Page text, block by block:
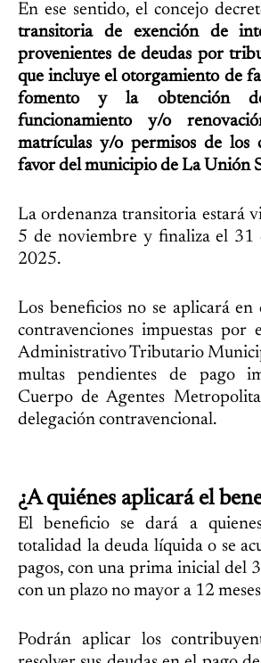
En ese sentido, el concejo
transitoria de exención de
provenientes de deudas por
que incluye el otorgamiento de
fomento y la obtención
funcionamiento y/o
matrículas y/o permisos de los
favor del municipio de La Unión
La ordenanza transitoria estará
5 de noviembre y finaliza el 31
2025.
Los beneficios no se aplicará en
contravenciones impuestas por
Administrativo Tributario
multas pendientes de pago
Cuerpo de Agentes
delegación contravencional.
¿A quiénes aplicará el
El beneficio se dará a
totalidad la deuda líquida o se
pagos, con una prima inicial del
con un plazo no mayor a 12
Podrán aplicar los